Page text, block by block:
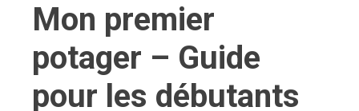
Mon premier
potager – Guide
pour les débutants